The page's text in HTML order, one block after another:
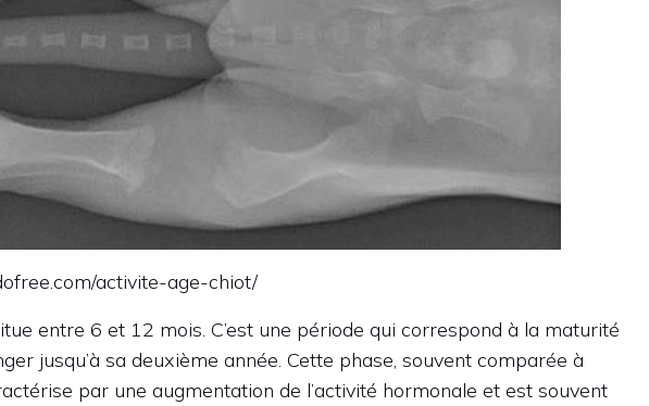
activite-age-chiot/
entre 6 et 12 mois. C’est une période qui correspond à la maturité
jusqu’à sa deuxième année. Cette phase, souvent comparée à
par une augmentation de l’activité hormonale et est souvent